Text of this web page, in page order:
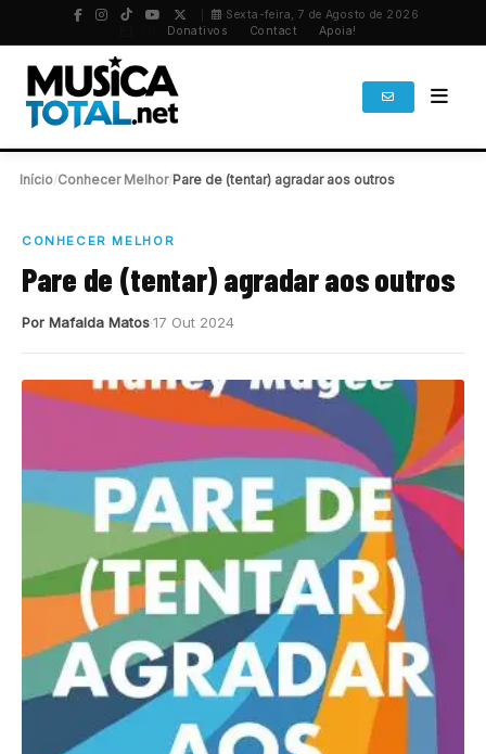
Sexta-feira, 7 de Agosto de 2026
Donativos Contact Apoia!
Início Conhecer Melhor/ Pare de (tentar) agradar aos outros
CONHECER MELHOR
Pare de (tentar) agradar aos outros
Por Mafalda Matos17 Out 2024